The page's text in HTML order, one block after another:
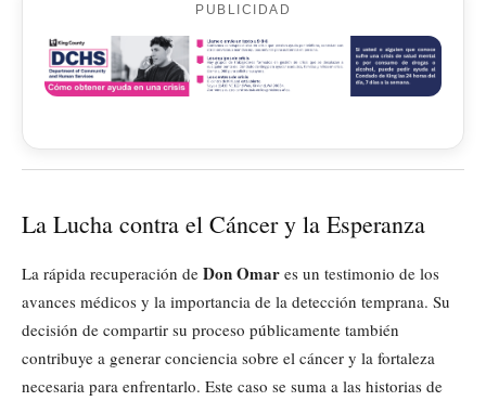
PUBLICIDAD
La Lucha contra el Cáncer y la Esperanza
La rápida recuperación de Don Omar es un testimonio de los
avances médicos y la importancia de la detección temprana. Su
decisión de compartir su proceso públicamente también
contribuye a generar conciencia sobre el cáncer y la fortaleza
necesaria para enfrentarlo. Este caso se suma a las historias de